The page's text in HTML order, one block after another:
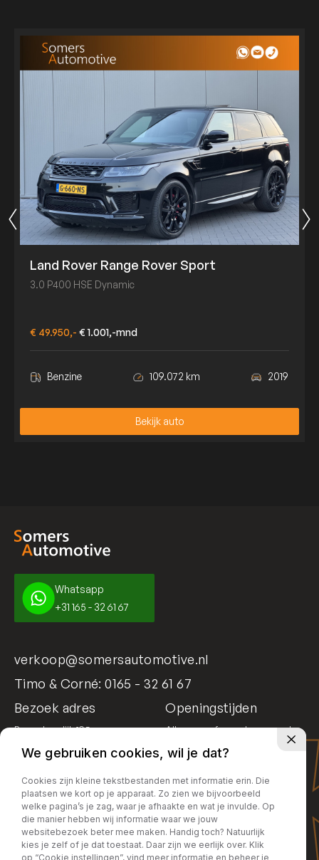
Land Rover Range Rover Sport
3.0 P400 HSE Dynamic
€ 49.950,- € 1.001,-mnd
Benzine 109.072 km 2019
Bekijk auto
Bekijk auto
Whatsapp
+31 165 - 32 61 67
verkoop@somersautomotive.nl
Timo & Corné:0165 - 32 61 67
Bezoek adres
Bosschendijk 195
Openingstijden
Alleen op afspraak geopend
We gebruiken cookies, wil je dat?
Cookies zijn kleine tekstbestanden met informatie erin. Die
plaatsen we kort op je apparaat. Zo zien we bijvoorbeeld
welke pagina’s je zag, waar je afhaakte en wat je invulde. Op
die manier hebben wij informatie waar we jouw
websitebezoek beter mee maken. Handig toch? Natuurlijk
kies je zelf of je dat toestaat. Daar zijn we eerlijk over. Klik
op “Cookie instellingen”, vind meer informatie en beheer je